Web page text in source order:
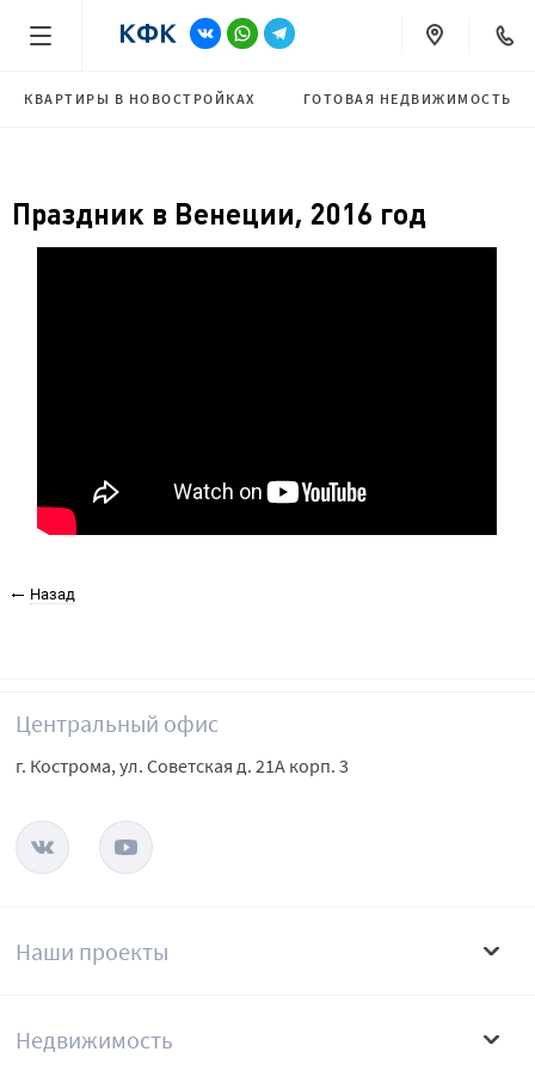
КВАРТИРЫ В НОВОСТРОЙКАХ ГОТОВАЯ НЕДВИЖИМОСТЬ
Праздник в Венеции, 2016 год
Назад
Наши проекты
Недвижимость
Центральный офис
г. Кострома, ул. Советская д. 21А корп. 3